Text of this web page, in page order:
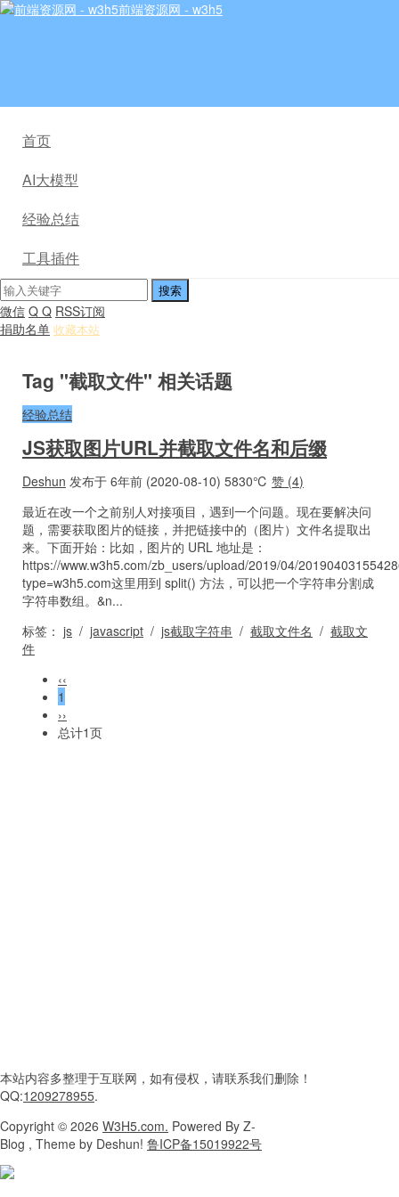
前端资源网 - w3h5
首页
AI大模型
经验总结
工具插件
微信 Q Q RSS订阅
捐助名单 收藏本站
Tag "截取文件" 相关话题
经验总结
JS获取图片URL并截取文件名和后缀
Deshun 发布于 6年前 (2020-08-10) 5830℃ 赞 (4)
最近在改一个之前别人对接项目，遇到一个问题。现在要解决问
题，需要获取图片的链接，并把链接中的（图片）文件名提取出
来。下面开始：比如，图片的 URL 地址是：
https://www.w3h5.com/zb_users/upload/2019/04/
type=w3h5.com这里用到 split() 方法，可以把一个字符串分割成
字符串数组。&n...
标签： js / javascript / js截取字符串 / 截取文件名 / 截取文
件
‹‹
1
››
总计1页
本站内容多整理于互联网， 如有侵权，请联系我们删除！
QQ:1209278955.
Copyright © 2026 W3H5.com. Powered By Z-
Blog , Theme by Deshun! 鲁ICP备15019922号